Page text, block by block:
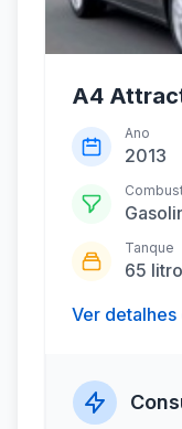
A4
Ano
2013
Tanque
65
Ver